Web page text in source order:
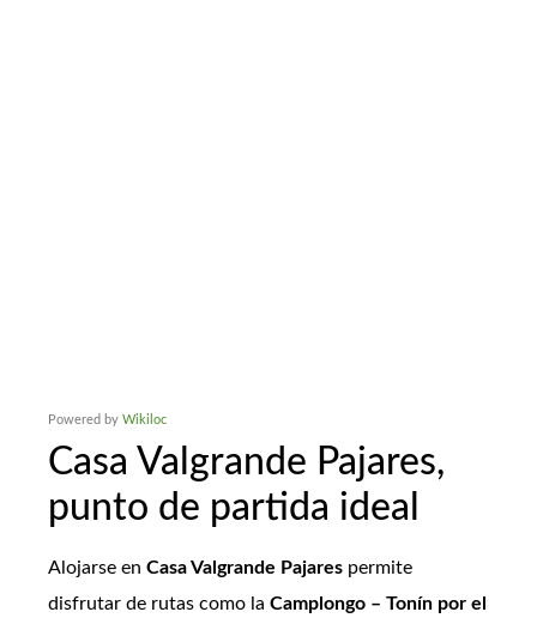
Powered by Wikiloc
Casa Valgrande Pajares,
punto de partida ideal
Alojarse en Casa Valgrande Pajares permite
disfrutar de rutas como la Camplongo – Tonín por el